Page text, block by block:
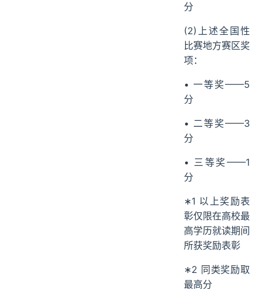
分
(2)上述全国性
比赛地方赛区奖
项：
• 一等奖——5
分
• 二等奖——3
分
• 三等奖——1
分
∗1 以上奖励表
彰仅限在高校最
高学历就读期间
所获奖励表彰
∗2 同类奖励取
最高分